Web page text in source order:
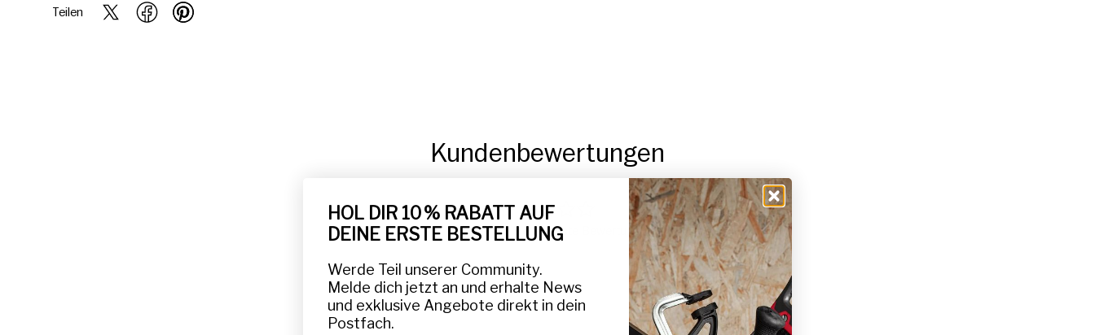
Teilen
Kundenbewertungen
Schreiben Sie die erste Bewertung
HOL DIR 10 % RABATT AUF
DEINE ERSTE BESTELLUNG
Werde Teil unserer Community.
Melde dich jetzt an und erhalte News
und exklusive Angebote direkt in dein
Postfach.